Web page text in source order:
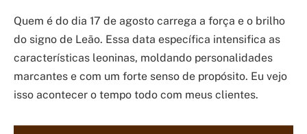
Quem é do dia 17 de agosto carrega a força e o brilho
do signo de Leão. Essa data específica intensifica as
características leoninas, moldando personalidades
marcantes e com um forte senso de propósito. Eu vejo
isso acontecer o tempo todo com meus clientes.